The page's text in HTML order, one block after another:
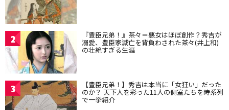
2 『豊臣兄弟！』茶々＝悪女はほぼ創作？秀吉が
溺愛、豊臣家滅亡を背負わされた茶々(井上和)
の壮絶すぎる生涯
3 【豊臣兄弟！】秀吉は本当に「女狂い」だった
のか？ 天下人を彩った11人の側室たちを時系列
で一挙紹介